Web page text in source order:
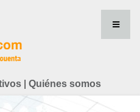
Quiénes somos